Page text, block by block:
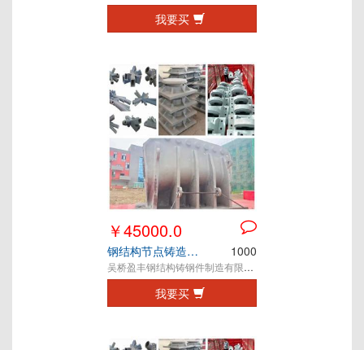
我要买
￥45000.0
钢结构节点铸造件 铸钢件 铸钢节点 1000
吴桥盈丰钢结构铸钢件制造有限公司
我要买